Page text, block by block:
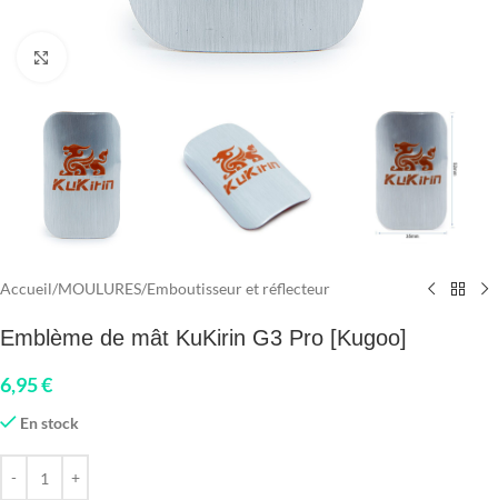
Click to enlarge
Accueil/MOULURES/Emboutisseur et réflecteur
Emblème de mât KuKirin G3 Pro [Kugoo]
6,95€
En stock